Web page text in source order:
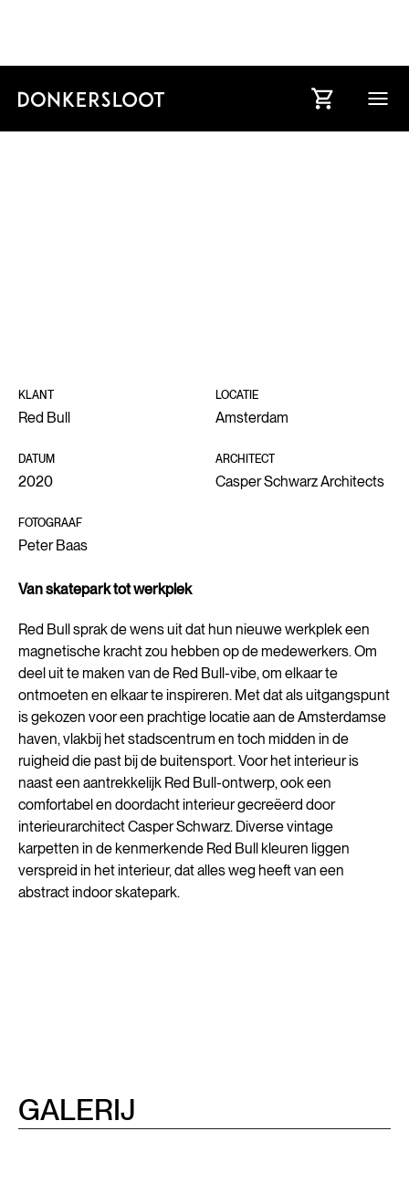
RED
KLANT
Red Bull
LOCATIE
Amsterdam
DATUM
2020
ARCHITECT
Casper Schwarz Architects
FOTOGRAAF
Peter Baas
Van skatepark tot werkplek
Red Bull sprak de wens uit dat hun nieuwe werkplek een
magnetische kracht zou hebben op de medewerkers. Om
deel uit te maken van de Red Bull-vibe, om elkaar te
ontmoeten en elkaar te inspireren. Met dat als uitgangspunt
is gekozen voor een prachtige locatie aan de Amsterdamse
haven, vlakbij het stadscentrum en toch midden in de
ruigheid die past bij de buitensport. Voor het interieur is
naast een aantrekkelijk Red Bull-ontwerp, ook een
comfortabel en doordacht interieur gecreëerd door
interieurarchitect Casper Schwarz. Diverse vintage
karpetten in de kenmerkende Red Bull kleuren liggen
verspreid in het interieur, dat alles weg heeft van een
abstract indoor skatepark.
GALERIJ